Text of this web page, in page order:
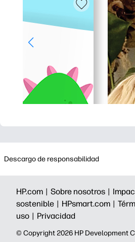
Descargo de responsabilidad
HP.com | Sobre nosotros |
sostenible | HPsmart.com |
uso | Privacidad
©️ Copyright 2026 HP Development